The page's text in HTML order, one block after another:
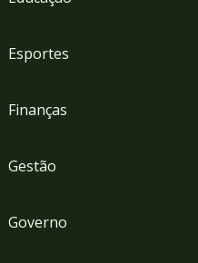
Esportes
Finanças
Gestão
Governo